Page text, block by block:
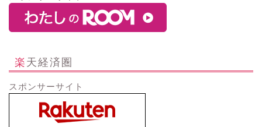
楽天経済圏
スポンサーサイト